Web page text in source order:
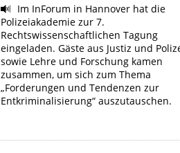
Im InForum in Hannover hat die
Polizeiakademie zur 7.
Rechtswissenschaftlichen Tagung
eingeladen. Gäste aus Justiz und
sowie Lehre und Forschung kamen
zusammen, um sich zum Thema
„Forderungen und Tendenzen zur
Entkriminalisierung“ auszutauschen.